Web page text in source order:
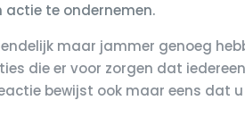
actie te ondernemen.
maar jammer genoeg
die er voor zorgen dat
bewijst ook maar eens dat